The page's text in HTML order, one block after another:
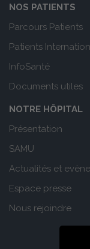
NOS PATIENTS
Parcours Patients
Patients
InfoSanté
Documents utiles
NOTRE HÔPITAL
Présentation
SAMU
Actualités et
Espace presse
Nous rejoindre